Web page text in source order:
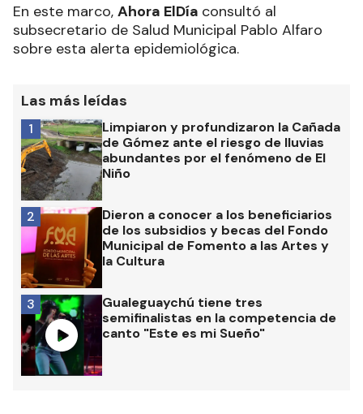
En este marco, Ahora ElDía consultó al
subsecretario de Salud Municipal Pablo Alfaro
sobre esta alerta epidemiológica.
Las más leídas
Limpiaron y profundizaron la Cañada
de Gómez ante el riesgo de lluvias
abundantes por el fenómeno de El
Niño
1
Dieron a conocer a los beneficiarios
de los subsidios y becas del Fondo
Municipal de Fomento a las Artes y
la Cultura
2
Gualeguaychú tiene tres
semifinalistas en la competencia de
canto "Este es mi Sueño"
3